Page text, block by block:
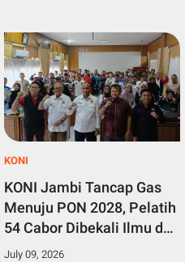
KONI
KONI Jambi Tancap Gas
Menuju PON 2028, Pelatih
54 Cabor Dibekali Ilmu dari
Pakar Nasional
July 09, 2026